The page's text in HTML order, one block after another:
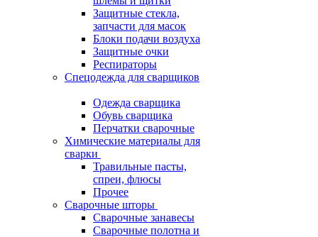
Защитные стекла,
запчасти для масок
Блоки подачи воздуха
Защитные очки
Респираторы
Спецодежда для сварщиков
Одежда сварщика
Обувь сварщика
Перчатки сварочные
Химические материалы для
сварки
Травильные пасты,
спреи, флюсы
Прочее
Сварочные шторы
Сварочные занавесы
Сварочные полотна и